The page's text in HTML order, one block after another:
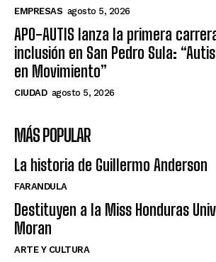
EMPRESAS agosto 5, 2026
APO-AUTIS lanza la primera
inclusión en San Pedro Sula:
en Movimiento”
CIUDAD agosto 5, 2026
MÁS POPULAR
La historia de Guillermo Anderson
FARANDULA
Destituyen a la Miss Honduras
Moran
ARTE Y CULTURA